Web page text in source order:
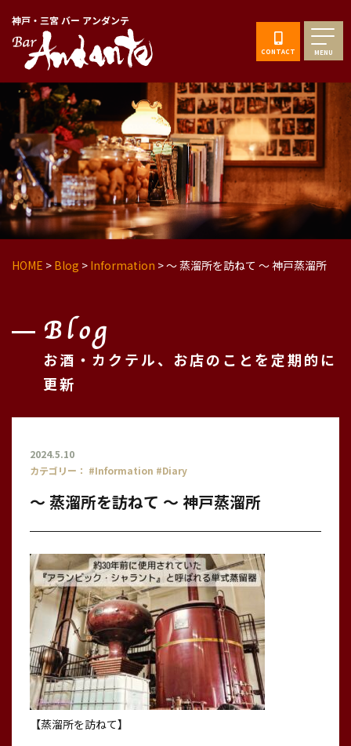
神戸・三宮 バー アンダンテ
CONTACT MENU
HOME > Blog > Information >〜 蒸溜所を訪ねて 〜 神戸蒸溜所
Blog
お酒・カクテル、お店のことを定期的に
更新
2024.5.10
カテゴリー： #Information #Diary
〜 蒸溜所を訪ねて 〜 神戸蒸溜所
【蒸溜所を訪ねて】